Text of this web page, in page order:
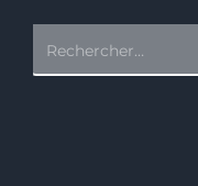
Rechercher…